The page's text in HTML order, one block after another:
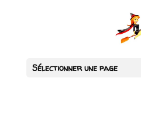
Sélectionner une page